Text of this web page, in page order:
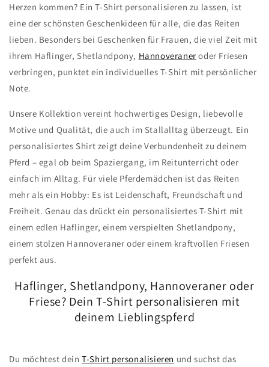
Herzen kommen? Ein T-Shirt personalisieren zu lassen, ist
eine der schönsten Geschenkideen für alle, die das Reiten
lieben. Besonders bei Geschenken für Frauen, die viel Zeit mit
ihrem Haflinger, Shetlandpony, Hannoveraner oder Friesen
verbringen, punktet ein individuelles T-Shirt mit persönlicher
Note.
Unsere Kollektion vereint hochwertiges Design, liebevolle
Motive und Qualität, die auch im Stallalltag überzeugt. Ein
personalisiertes Shirt zeigt deine Verbundenheit zu deinem
Pferd – egal ob beim Spaziergang, im Reitunterricht oder
einfach im Alltag. Für viele Pferdemädchen ist das Reiten
mehr als ein Hobby: Es ist Leidenschaft, Freundschaft und
Freiheit. Genau das drückt ein personalisiertes T-Shirt mit
einem edlen Haflinger, einem verspielten Shetlandpony,
einem stolzen Hannoveraner oder einem kraftvollen Friesen
perfekt aus.
Haflinger, Shetlandpony, Hannoveraner oder
Friese? Dein T-Shirt personalisieren mit
deinem Lieblingspferd
Du möchtest deinT-Shirt personalisieren und suchst das